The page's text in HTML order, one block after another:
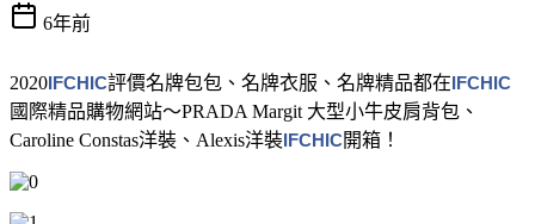
6年前
2020IFCHIC評價名牌包包、名牌衣服、名牌精品都在IFCHIC
國際精品購物網站～PRADA Margit 大型小牛皮肩背包、
Caroline Constas洋裝、Alexis洋裝IFCHIC開箱！